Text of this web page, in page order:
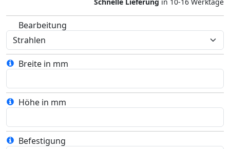
Bearbeitung
Breite in mm
Höhe in mm
Befestigung